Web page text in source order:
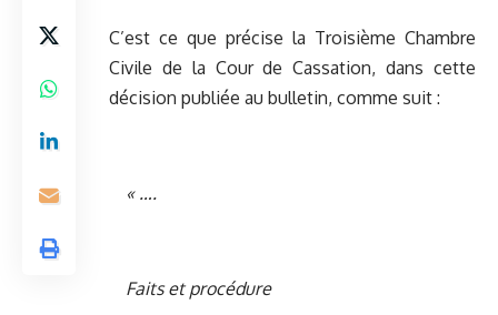
C’est ce que précise la Troisième Chambre
Civile de la Cour de Cassation, dans cette
décision publiée au bulletin, comme suit :
« ….
Faits et procédure